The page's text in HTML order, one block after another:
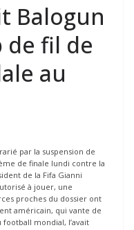
Balogun
de fil de
au
par la suspension de
de finale lundi contre la
de la Fifa Gianni
à jouer, une
proches du dossier ont
américain, qui vante de
mondial, l’avait